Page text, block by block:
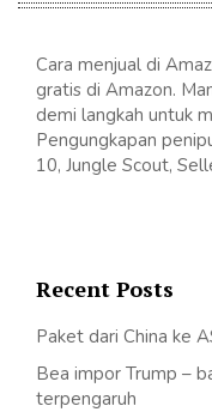
Cara menjual di
gratis di Amazon.
demi langkah untuk
Pengungkapan
10, Jungle Scout,
Recent Posts
Paket dari China ke
Bea impor Trump –
terpengaruh